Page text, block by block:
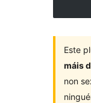
Este
máis
non